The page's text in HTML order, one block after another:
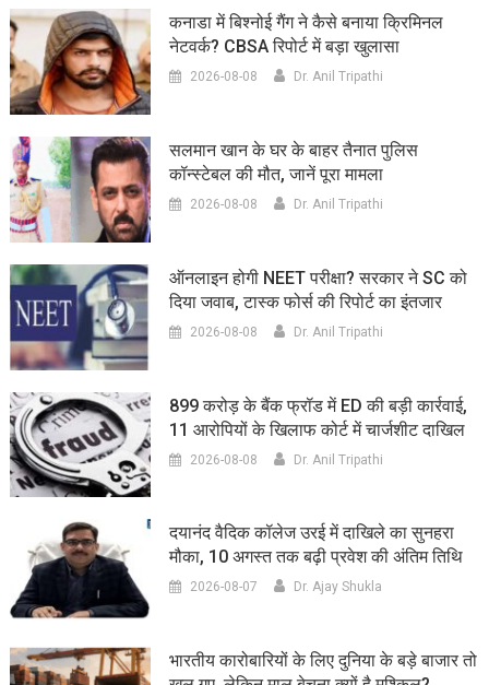
कनाडा में बिश्नोई गैंग ने कैसे बनाया क्रिमिनल
नेटवर्क? CBSA रिपोर्ट में बड़ा खुलासा
2026-08-08 Dr. Anil Tripathi
सलमान खान के घर के बाहर तैनात पुलिस
कॉन्स्टेबल की मौत, जानें पूरा मामला
2026-08-08 Dr. Anil Tripathi
ऑनलाइन होगी NEET परीक्षा? सरकार ने SC को
दिया जवाब, टास्क फोर्स की रिपोर्ट का इंतजार
2026-08-08 Dr. Anil Tripathi
899 करोड़ के बैंक फ्रॉड में ED की बड़ी कार्रवाई,
11 आरोपियों के खिलाफ कोर्ट में चार्जशीट दाखिल
2026-08-08 Dr. Anil Tripathi
दयानंद वैदिक कॉलेज उरई में दाखिले का सुनहरा
मौका, 10 अगस्त तक बढ़ी प्रवेश की अंतिम तिथि
2026-08-07 Dr. Ajay Shukla
भारतीय कारोबारियों के लिए दुनिया के बड़े बाजार तो